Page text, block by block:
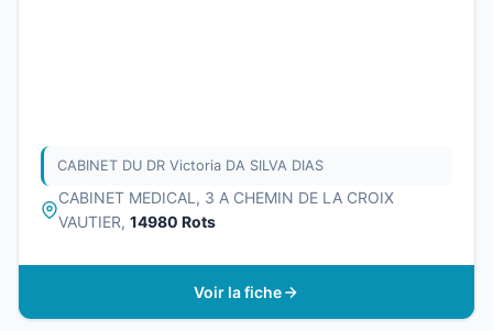
CABINET DU DR Victoria DA SILVA DIAS
CABINET MEDICAL, 3 A CHEMIN DE LA CROIX
VAUTIER, 14980 Rots
Voir la fiche